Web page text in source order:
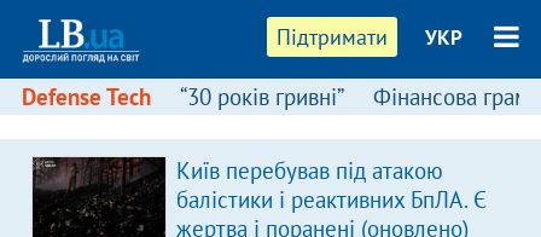
Підтримати УКР
Defense Tech “30 років гривні” Фінансова
Київ перебував під атакою
балістики і реактивних БпЛА. Є
жертва і поранені (оновлено)